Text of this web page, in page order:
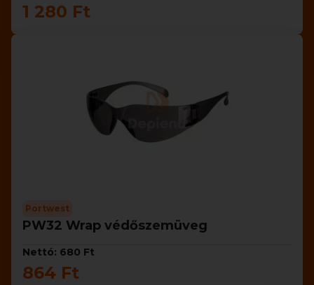
1 280 Ft
Portwest
PW32 Wrap védőszemüveg
Nettó: 680 Ft
864 Ft